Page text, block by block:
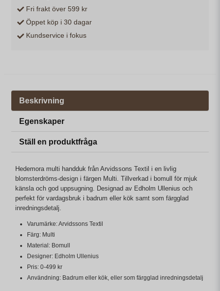
Fri frakt över 599 kr
Öppet köp i 30 dagar
Kundservice i fokus
Beskrivning
Egenskaper
Ställ en produktfråga
Hedemora multi handduk från Arvidssons Textil i en livlig
blomsterdröms-design i färgen Multi. Tillverkad i bomull för mjuk
känsla och god uppsugning. Designad av Edholm Ullenius och
perfekt för vardagsbruk i badrum eller kök samt som färgglad
inredningsdetalj.
Varumärke: Arvidssons Textil
Färg: Multi
Material: Bomull
Designer: Edholm Ullenius
Pris: 0-499 kr
Användning: Badrum eller kök, eller som färgglad inredningsdetalj